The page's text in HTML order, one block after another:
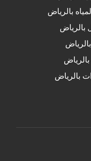
بالرياض
بالرياض
بالرياض